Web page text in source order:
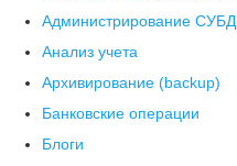
Администрирование СУБД
Анализ учета
Архивирование (backup)
Банковские операции
Блоги